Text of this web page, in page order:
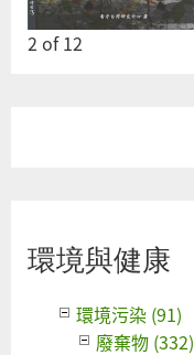
2 of12
環境與健康
環境污染 (91)
廢棄物 (332)